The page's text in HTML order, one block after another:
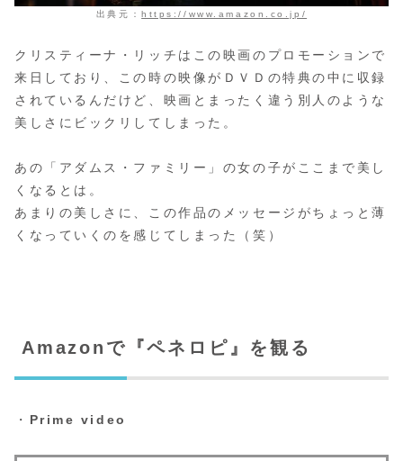
出典元：https://www.amazon.co.jp/
クリスティーナ・リッチはこの映画のプロモーションで
来日しており、この時の映像がＤＶＤの特典の中に収録
されているんだけど、映画とまったく違う別人のような
美しさにビックリしてしまった。
あの「アダムス・ファミリー」の女の子がここまで美し
くなるとは。
あまりの美しさに、この作品のメッセージがちょっと薄
くなっていくのを感じてしまった（笑）
Amazonで『ペネロピ』を観る
・ Prime video